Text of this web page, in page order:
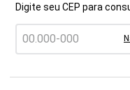
Digite seu CEP para